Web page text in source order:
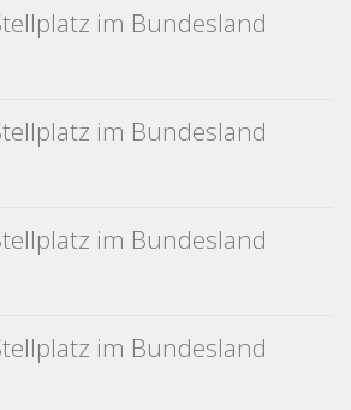
im Bundesland
im Bundesland
im Bundesland
im Bundesland